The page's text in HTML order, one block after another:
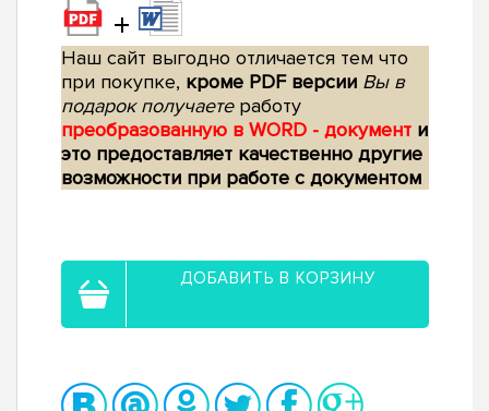
+
Наш сайт выгодно отличается тем что
при покупке, кроме PDF версии Вы в
подарок получаетеработу
преобразованную в WORD - документ и
это предоставляет качественно другие
возможности при работе с документом
ДОБАВИТЬ В КОРЗИНУ